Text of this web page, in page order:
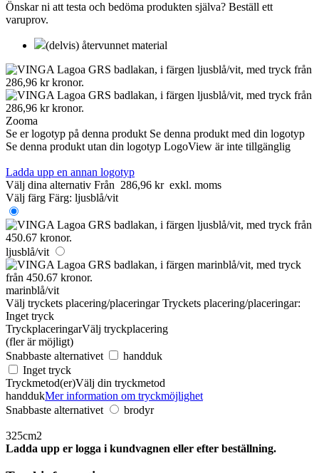
Önskar ni att testa och bedöma produkten själva? Beställ ett
varuprov.
(delvis) återvunnet material
Zooma
Se er logotyp på denna produkt Se denna produkt med din logotyp
Se denna produkt utan din logotyp LogoView är inte tillgänglig
Ladda upp en annan logotyp
Välj dina alternativ Från 286,96 kr exkl. moms
Välj färg Färg: ljusblå/vit
ljusblå/vit
marinblå/vit
Välj tryckets placering/placeringar Tryckets placering/placeringar:
Inget tryck
TryckplaceringarVälj tryckplacering
(fler är möjligt)
Snabbaste alternativet
handduk
Inget tryck
Tryckmetod(er)Välj din tryckmetod
handdukMer information om tryckmöjlighet
Snabbaste alternativet
brodyr
325cm2
Ladda upp er logga i kundvagnen eller efter beställning.